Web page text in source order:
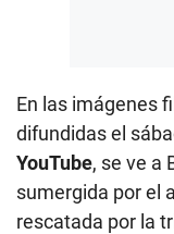
En las imágenes
difundidas el
YouTube, se ve a
sumergida por el
rescatada por la